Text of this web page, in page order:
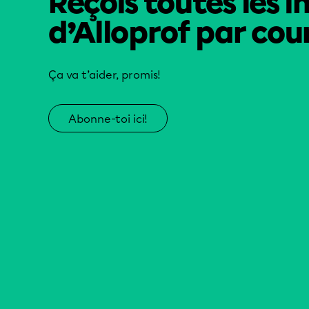
d’Alloprof par
Ça va t’aider, promis!
Abonne-toi ici!